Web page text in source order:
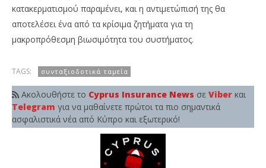
κατακερματισμού παραμένει, και η αντιμετώπισή της θα
αποτελέσει ένα από τα κρίσιμα ζητήματα για τη
μακροπρόθεσμη βιωσιμότητα του συστήματος.
TAGS: συνταξιοδοτικά ταμεία
Ακολουθήστε το Cyprus Insurance News σε Viber και
Telegram για να μαθαίνετε πρώτοι τα πιο σημαντικά
ασφαλιστικά νέα από Κύπρο και εξωτερικό!